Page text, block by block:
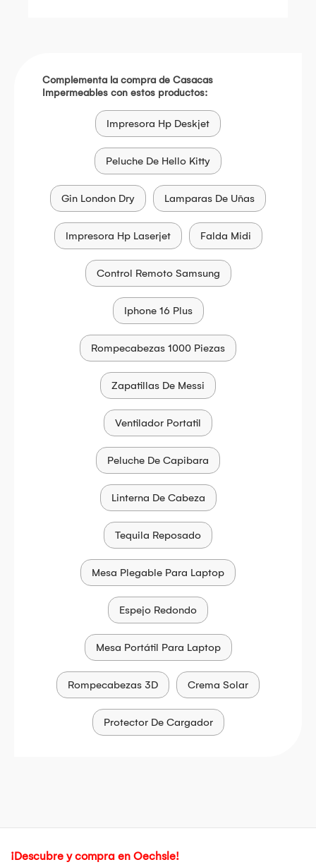
Complementa la compra de Casacas
Impermeables con estos productos:
Impresora Hp Deskjet
Peluche De Hello Kitty
Gin London Dry Lamparas De Uñas
Impresora Hp Laserjet Falda Midi
Control Remoto Samsung
Iphone 16 Plus
Rompecabezas 1000 Piezas
Zapatillas De Messi
Ventilador Portatil
Peluche De Capibara
Linterna De Cabeza
Tequila Reposado
Mesa Plegable Para Laptop
Espejo Redondo
Mesa Portátil Para Laptop
Rompecabezas 3D Crema Solar
Protector De Cargador
¡Descubre y compra en Oechsle!